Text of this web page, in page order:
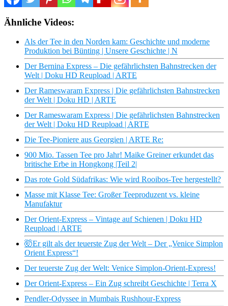
Ähnliche Videos:
Als der Tee in den Norden kam: Geschichte und moderne
Produktion bei Bünting | Unsere Geschichte | N
Der Bernina Express – Die gefährlichsten Bahnstrecken der
Welt | Doku HD Reupload | ARTE
Der Rameswaram Express | Die gefährlichsten Bahnstrecken
der Welt | Doku HD | ARTE
Der Rameswaram Express | Die gefährlichsten Bahnstrecken
der Welt | Doku HD Reupload | ARTE
Die Tee-Pioniere aus Georgien | ARTE Re:
900 Mio. Tassen Tee pro Jahr! Maike Greiner erkundet das
britische Erbe in Hongkong |Teil 2|
Das rote Gold Südafrikas: Wie wird Rooibos-Tee hergestellt?
Masse mit Klasse Tee: Großer Teeproduzent vs. kleine
Manufaktur
Der Orient-Express – Vintage auf Schienen | Doku HD
Reupload | ARTE
🤯Er gilt als der teuerste Zug der Welt – Der „Venice Simplon
Orient Express“!
Der teuerste Zug der Welt: Venice Simplon-Orient-Express!
Der Orient-Express – Ein Zug schreibt Geschichte | Terra X
Pendler-Odyssee in Mumbais Rushhour-Express